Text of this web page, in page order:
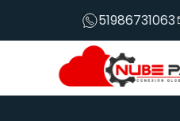
51986731063